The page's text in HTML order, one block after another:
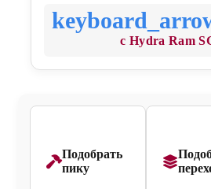
с Hydra Ram
Подобрать
пику